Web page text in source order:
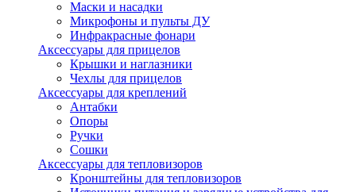
Маски и насадки
Микрофоны и пульты ДУ
Инфракрасные фонари
Аксессуары для прицелов
Крышки и наглазники
Чехлы для прицелов
Аксессуары для креплений
Антабки
Опоры
Ручки
Сошки
Аксессуары для тепловизоров
Кронштейны для тепловизоров